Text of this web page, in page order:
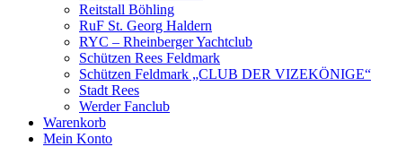
Reitstall Böhling
RuF St. Georg Haldern
RYC – Rheinberger Yachtclub
Schützen Rees Feldmark
Schützen Feldmark „CLUB DER VIZEKÖNIGE“
Stadt Rees
Werder Fanclub
Warenkorb
Mein Konto